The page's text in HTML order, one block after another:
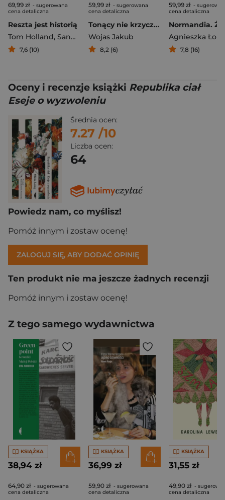
69,99 zł - sugerowana
cena detaliczna
Reszta jest historią
Tom Holland, Sandbrook Dominic
7,6 (10)
59,99 zł - sugerowana
cena detaliczna
Tonący nie krzyczą. Wspomnienia ratownika
Wojas Jakub
8,2 (6)
59,99 zł -
cena detaliczna
7,8 (16)
Oceny i recenzje książki Republika ciał
Eseje o wyzwoleniu
Średnia ocen:
7.27 /10
Liczba ocen:
64
Powiedz nam, co myślisz!
Pomóż innym i zostaw ocenę!
ZALOGUJ SIĘ, ABY DODAĆ OPINIĘ
Ten produkt nie ma jeszcze żadnych recenzji
Pomóż innym i zostaw ocenę!
Z tego samego wydawnictwa
KSIĄŻKA
38,94 zł
64,90 zł - sugerowana
cena detaliczna
KSIĄŻKA
36,99 zł
59,90 zł - sugerowana
cena detaliczna
KSIĄŻKA
31,55 zł
49,90 zł -
cena detaliczna